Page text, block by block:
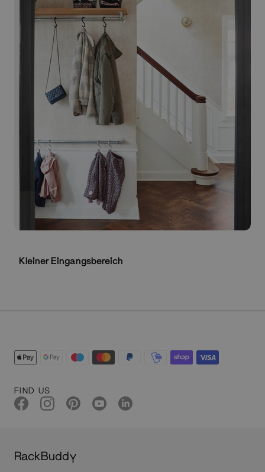
Kleiner Eingangsbereich
FIND US
RackBuddy